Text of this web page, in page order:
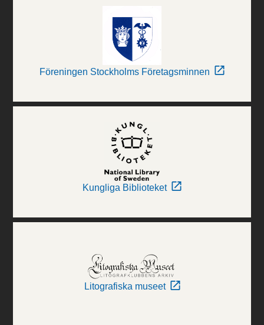
Föreningen Stockholms Företagsminnen
Kungliga Biblioteket
Litografiska museet